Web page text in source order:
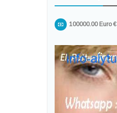
100000.00 Euro €